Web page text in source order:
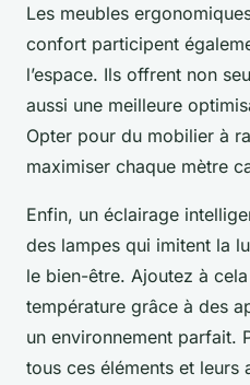
Les meubles
confort participent
l’espace. Ils offrent non
aussi une meilleure
Opter pour du mobilier à
maximiser chaque mètre
Enfin, un éclairage
des lampes qui imitent la
le bien-être. Ajoutez à
température grâce à des
un environnement parfait.
tous ces éléments et leurs